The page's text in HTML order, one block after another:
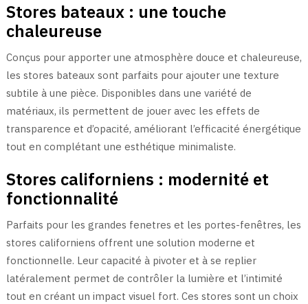
Stores bateaux : une touche
chaleureuse
Conçus pour apporter une atmosphère douce et chaleureuse,
les stores bateaux sont parfaits pour ajouter une texture
subtile à une pièce. Disponibles dans une variété de
matériaux, ils permettent de jouer avec les effets de
transparence et d’opacité, améliorant l’efficacité énergétique
tout en complétant une esthétique minimaliste.
Stores californiens : modernité et
fonctionnalité
Parfaits pour les grandes fenetres et les portes-fenêtres, les
stores californiens offrent une solution moderne et
fonctionnelle. Leur capacité à pivoter et à se replier
latéralement permet de contrôler la lumière et l’intimité
tout en créant un impact visuel fort. Ces stores sont un choix